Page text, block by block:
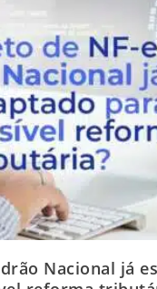
Nacional já